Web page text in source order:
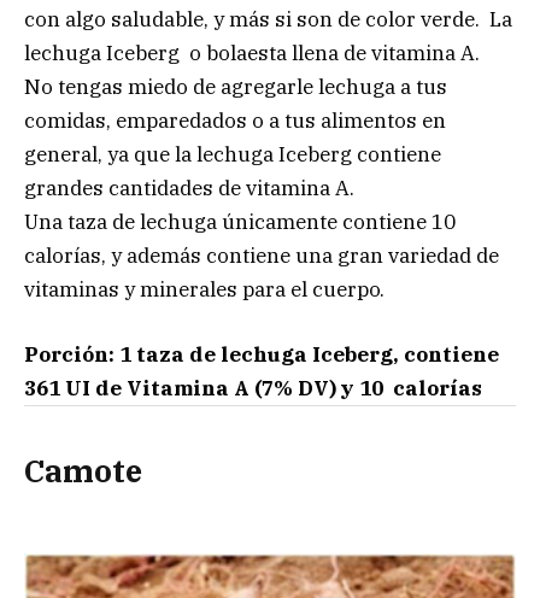
con algo saludable, y más si son de color verde. La
lechuga Iceberg o bolaesta llena de vitamina A.
No tengas miedo de agregarle lechuga a tus
comidas, emparedados o a tus alimentos en
general, ya que la lechuga Iceberg contiene
grandes cantidades de vitamina A.
Una taza de lechuga únicamente contiene 10
calorías, y además contiene una gran variedad de
vitaminas y minerales para el cuerpo.
Porción: 1 taza de lechuga Iceberg, contiene
361 UI de Vitamina A (7% DV) y 10 calorías
Camote